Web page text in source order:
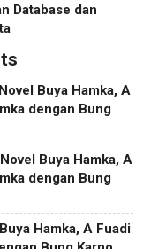
Database dan
Buya Hamka, A
dengan Bung
Buya Hamka, A
dengan Bung
Hamka, A Fuadi